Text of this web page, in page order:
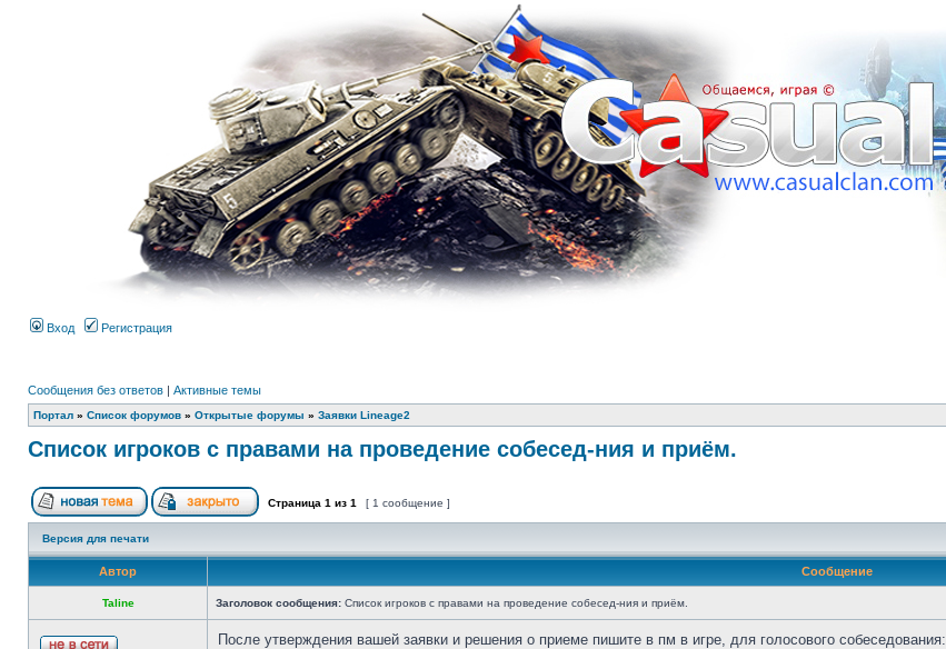
Вход Регистрация
Сообщения без ответов | Активные темы
Портал » Список форумов » Открытые форумы » Заявки Lineage2
Список игроков с правами на проведение собесед-ния и приём.
Страница 1 из 1 [ 1 сообщение ]
Версия для печати
Автор Сообщение
Taline Заголовок сообщения: Список игроков с правами на проведение собесед-ния и приём.
После утверждения вашей заявки и решения о приеме пишите в пм в игре, для голосового собеседования: